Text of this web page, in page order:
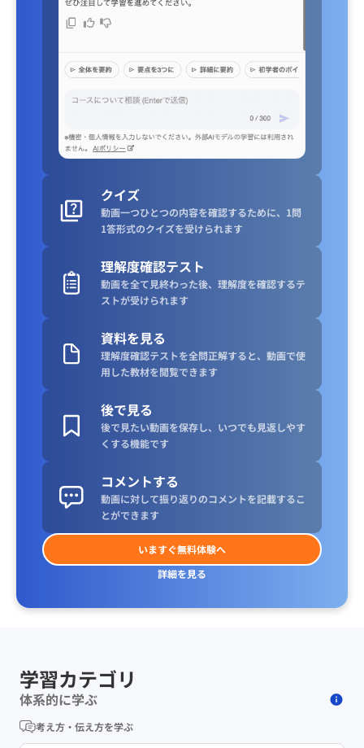
クイズ
動画一つひとつの内容を確認するために、1問
1答形式のクイズを受けられます
理解度確認テスト
動画を全て見終わった後、理解度を確認するテ
ストが受けられます
資料を見る
理解度確認テストを全問正解すると、動画で使
用した教材を閲覧できます
後で見る
後で見たい動画を保存し、いつでも見返しやす
くする機能です
コメントする
動画に対して振り返りのコメントを記載するこ
とができます
いますぐ無料体験へ
詳細を見る
学習カテゴリ
体系的に学ぶ
考え方・伝え方を学ぶ